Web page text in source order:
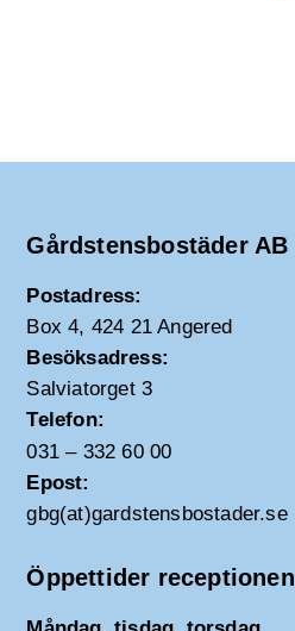
Gårdstensbostäder AB
Postadress:
Box 4, 424 21 Angered
Besöksadress:
Salviatorget 3
Telefon:
031 – 332 60 00
Epost:
gbg(at)gardstensbostader.se
Öppettider receptionen